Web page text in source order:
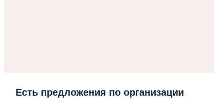
Есть предложения по организации